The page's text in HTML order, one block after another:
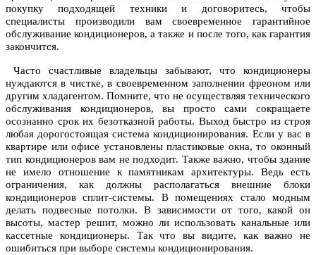
покупку подходящей техники и договоритесь, чтобы
специалисты производили вам своевременное гарантийное
обслуживание кондиционеров, а также и после того, как гарантия
закончится.
Часто счастливые владельцы забывают, что кондиционеры
нуждаются в чистке, в своевременном заполнении фреоном или
другим хладагентом. Помните, что не осуществляя технического
обслуживания кондиционеров, вы просто сами сокращаете
осознанно срок их безотказной работы. Выход быстро из строя
любая дорогостоящая система кондиционирования. Если у вас в
квартире или офисе установлены пластиковые окна, то оконный
тип кондиционеров вам не подходит. Также важно, чтобы здание
не имело отношение к памятникам архитектуры. Ведь есть
ограничения, как должны располагаться внешние блоки
кондиционеров сплит-системы. В помещениях стало модным
делать подвесные потолки. В зависимости от того, какой он
высоты, мастер решит, можно ли использовать канальные или
кассетные кондиционеры. Так что вы видите, как важно не
ошибиться при выборе системы кондиционирования.